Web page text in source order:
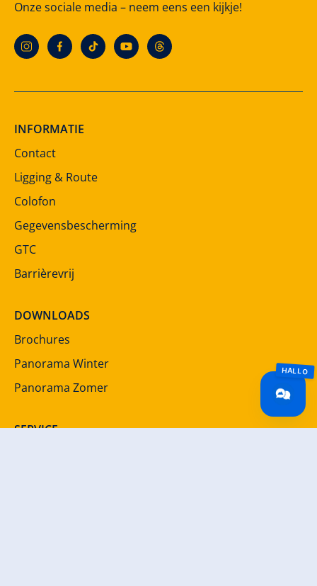
Onze sociale media – neem eens een kijkje!
INFORMATIE
Contact
Ligging & Route
Colofon
Gegevensbescherming
GTC
Barrièrevrij
DOWNLOADS
Brochures
Panorama Winter
Panorama Zomer
SERVICE